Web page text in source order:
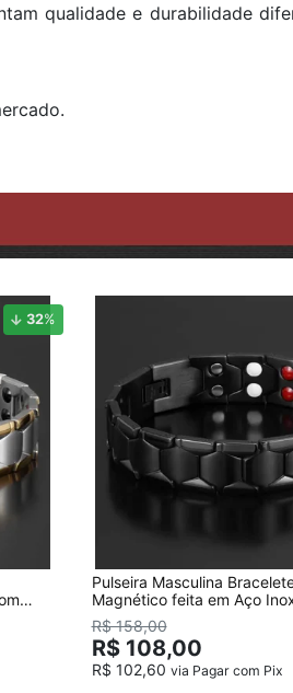
qualidade e durabilidade
32%
Pulseira Masculina
Magnético feita em Aço
Preta
R$ 158,00
R$ 108,00
R$ 102,60 via Pagar com Pix